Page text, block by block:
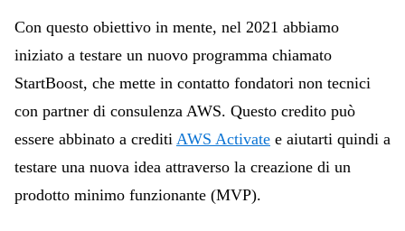
Con questo obiettivo in mente, nel 2021 abbiamo
iniziato a testare un nuovo programma chiamato
StartBoost, che mette in contatto fondatori non tecnici
con partner di consulenza AWS. Questo credito può
essere abbinato a crediti AWS Activate e aiutarti quindi a
testare una nuova idea attraverso la creazione di un
prodotto minimo funzionante (MVP).